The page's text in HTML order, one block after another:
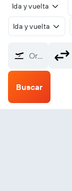
Ida y vuelta
Ida y vuelta
Origen
Buscar